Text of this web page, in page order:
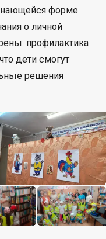
форме
о личной
профилактика
дети смогут
решения